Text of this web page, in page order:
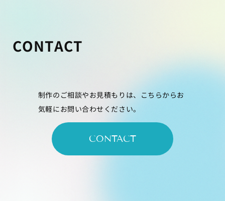
CONTACT
制作のご相談やお見積もりは、こちらからお
気軽にお問い合わせください。
CONTACT